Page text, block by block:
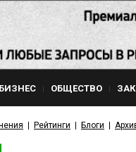
БИЗНЕС ОБЩЕСТВО
Рейтинги Блоги